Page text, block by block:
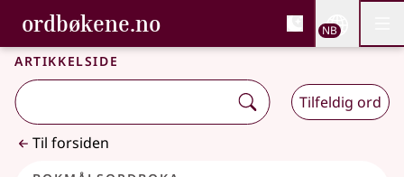
Gå til hovedinnhold
Tilgjengelighet
ordbøkene.no, Bokmålsordboka og
Bokmålsordboka og Nynorskordboka
NB
Artikkelside
Tilfeldig ord
Til forsiden